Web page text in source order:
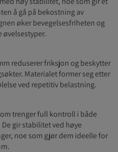
å gå på bekostning av
øker bevegelsesfriheten og
øvelsestyper.
reduserer friksjon og beskytter
Materialet former seg etter
ved repetitiv belastning.
trenger full kontroll i både
gir stabilitet ved høye
noe som gjør dem ideelle for